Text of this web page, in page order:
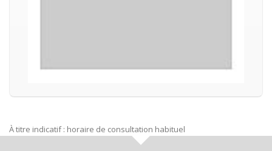
À titre indicatif : horaire de consultation habituel